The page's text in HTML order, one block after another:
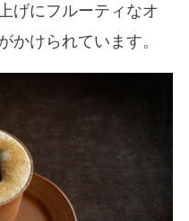
げにフルーティなオ
かけられています。